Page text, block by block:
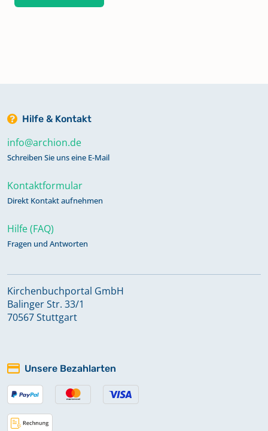
Hilfe & Kontakt
info@archion.de
Schreiben Sie uns eine E-Mail
Kontaktformular
Direkt Kontakt aufnehmen
Hilfe (FAQ)
Fragen und Antworten
Kirchenbuchportal GmbH
Balinger Str. 33/1
70567 Stuttgart
Unsere Bezahlarten